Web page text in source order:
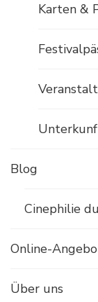
Karten &
Blog
Cinephilie
Online-
Über uns